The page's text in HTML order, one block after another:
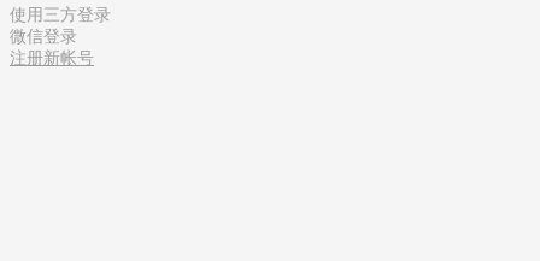
使用三方登录
微信登录
注册新帐号